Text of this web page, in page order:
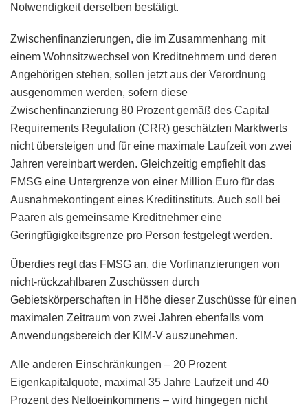
Notwendigkeit derselben bestätigt.
Zwischenfinanzierungen, die im Zusammenhang mit
einem Wohnsitzwechsel von Kreditnehmern und deren
Angehörigen stehen, sollen jetzt aus der Verordnung
ausgenommen werden, sofern diese
Zwischenfinanzierung 80 Prozent gemäß des Capital
Requirements Regulation (CRR) geschätzten Marktwerts
nicht übersteigen und für eine maximale Laufzeit von zwei
Jahren vereinbart werden. Gleichzeitig empfiehlt das
FMSG eine Untergrenze von einer Million Euro für das
Ausnahmekontingent eines Kreditinstituts. Auch soll bei
Paaren als gemeinsame Kreditnehmer eine
Geringfügigkeitsgrenze pro Person festgelegt werden.
Überdies regt das FMSG an, die Vorfinanzierungen von
nicht-rückzahlbaren Zuschüssen durch
Gebietskörperschaften in Höhe dieser Zuschüsse für einen
maximalen Zeitraum von zwei Jahren ebenfalls vom
Anwendungsbereich der KIM-V auszunehmen.
Alle anderen Einschränkungen – 20 Prozent
Eigenkapitalquote, maximal 35 Jahre Laufzeit und 40
Prozent des Nettoeinkommens – wird hingegen nicht